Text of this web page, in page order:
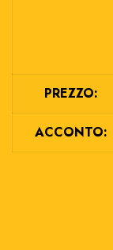
PREZZO:
ACCONTO: